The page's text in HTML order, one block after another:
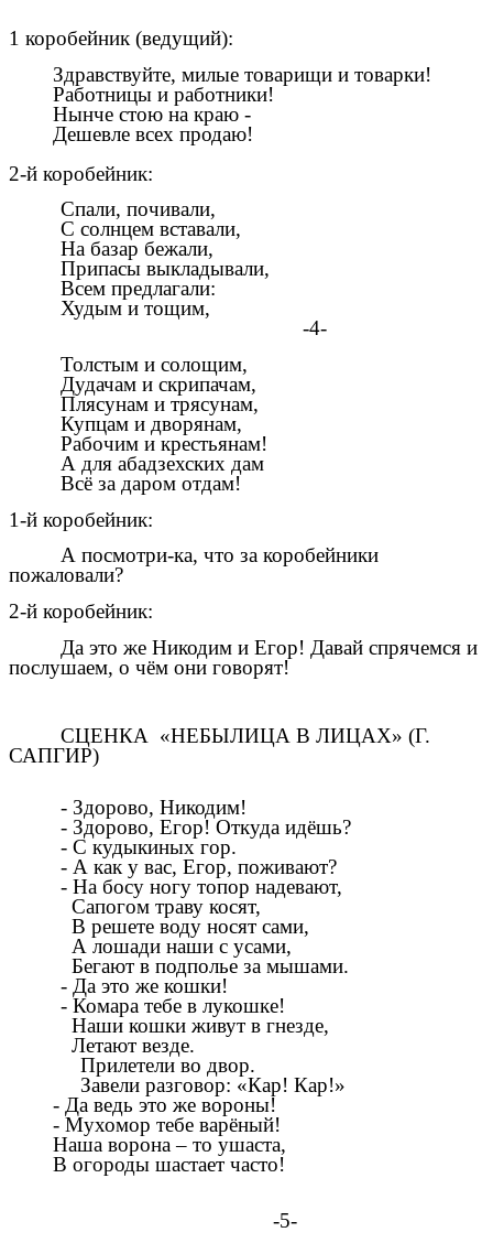
1 коробейник (ведущий):
Здравствуйте, милые товарищи и товарки!
Работницы и работники!
Нынче стою на краю -
Дешевле всех продаю!
2-й коробейник:
Спали, почивали,
С солнцем вставали,
На базар бежали,
Припасы выкладывали,
Всем предлагали:
Худым и тощим,
-4-
Толстым и солощим,
Дудачам и скрипачам,
Плясунам и трясунам,
Купцам и дворянам,
Рабочим и крестьянам!
А для абадзехских дам
Всё за даром отдам!
1-й коробейник:
А посмотри-ка, что за коробейники
пожаловали?
2-й коробейник:
Да это же Никодим и Егор! Давай спрячемся и
послушаем, о чём они говорят!
СЦЕНКА «НЕБЫЛИЦА В ЛИЦАХ» (Г.
САПГИР)
- Здорово, Никодим!
- Здорово, Егор! Откуда идёшь?
- С кудыкиных гор.
- А как у вас, Егор, поживают?
- На босу ногу топор надевают,
Сапогом траву косят,
В решете воду носят сами,
А лошади наши с усами,
Бегают в подполье за мышами.
- Да это же кошки!
- Комара тебе в лукошке!
Наши кошки живут в гнезде,
Летают везде.
Прилетели во двор.
Завели разговор: «Кар! Кар!»
- Да ведь это же вороны!
- Мухомор тебе варёный!
Наша ворона – то ушаста,
В огороды шастает часто!
-5-